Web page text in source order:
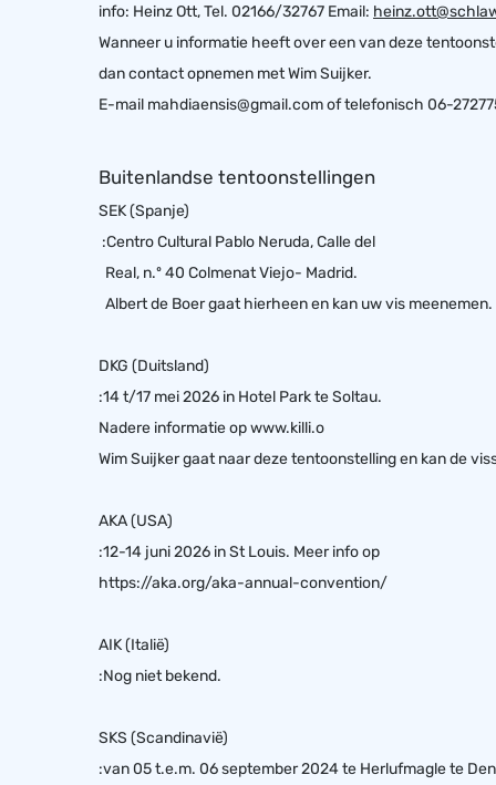
info: Heinz Ott, Tel. 02166/32767 Email:
Wanneer u informatie heeft over een van deze
dan contact opnemen met Wim Suijker.
E-mail mahdiaensis@gmail.comof telefonisch 06-
Buitenlandse tentoonstellingen
SEK (Spanje)
:Centro Cultural Pablo Neruda, Calle del
Real, n.º 40 Colmenat Viejo- Madrid.
Albert de Boer gaat hierheen en kan uw vis meenemen.
DKG (Duitsland)
:14 t/17 mei 2026 in Hotel Park te Soltau.
Nadere informatie opwww.killi.o
Wim Suijker gaat naar deze tentoonstelling en kan de
AKA (USA)
:12-14 juni 2026 in St Louis. Meer info op
https://aka.org/aka-annual-convention/
AIK (Italië)
:Nog niet bekend.
SKS (Scandinavië)
:van 05 t.e.m. 06 september 2024 te Herlufmagle te